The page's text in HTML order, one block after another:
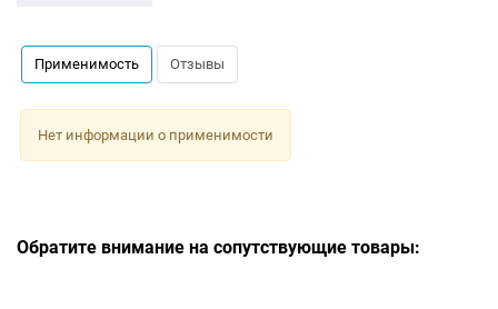
Применимость Отзывы
Нет информации о применимости
Обратите внимание на сопутствующие товары: